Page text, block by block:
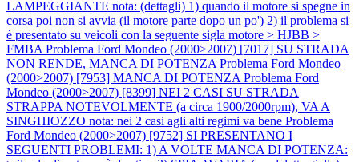
LAMPEGGIANTE nota: (dettagli) 1) quando il motore si spegne in
corsa poi non si avvia (il motore parte dopo un po') 2) il problema si
è presentato su veicoli con la seguente sigla motore > HJBB >
FMBA Problema Ford Mondeo (2000>2007) [7017] SU STRADA
NON RENDE, MANCA DI POTENZA Problema Ford Mondeo
(2000>2007) [7953] MANCA DI POTENZA Problema Ford
Mondeo (2000>2007) [8399] NEI 2 CASI SU STRADA
STRAPPA NOTEVOLMENTE (a circa 1900/2000rpm), VA A
SINGHIOZZO nota: nei 2 casi agli alti regimi va bene Problema
Ford Mondeo (2000>2007) [9752] SI PRESENTANO I
SEGUENTI PROBLEMI: 1) A VOLTE MANCA DI POTENZA: